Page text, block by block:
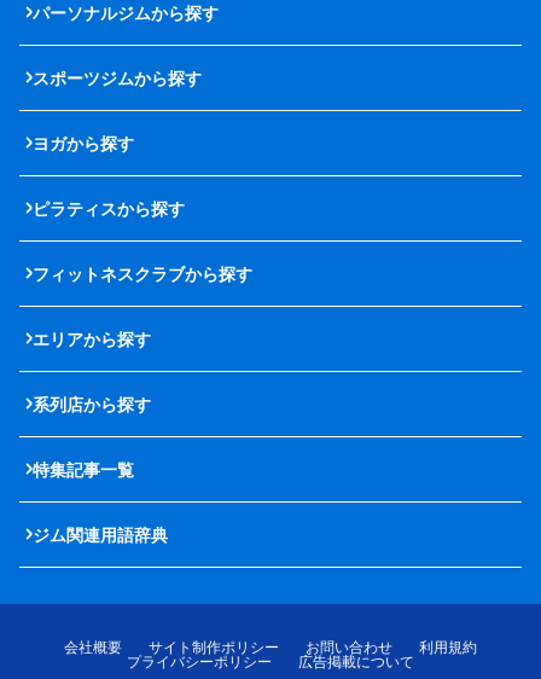
パーソナルジムから探す
スポーツジムから探す
ヨガから探す
ピラティスから探す
フィットネスクラブから探す
エリアから探す
系列店から探す
特集記事一覧
ジム関連用語辞典
会社概要 サイト制作ポリシー お問い合わせ
利用規約
プライバシーポリシー
広告掲載について